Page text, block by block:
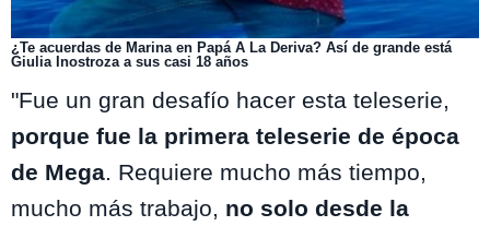
¿Te acuerdas de Marina en Papá A La Deriva? Así de grande está
Giulia Inostroza a sus casi 18 años
"Fue un gran desafío hacer esta teleserie,
porque fue la primera teleserie de época
de Mega . Requiere mucho más tiempo,
mucho más trabajo, no solo desde la